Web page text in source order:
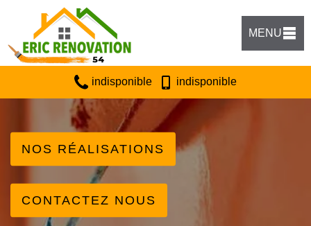
MENU
indisponible indisponible
NOS RÉALISATIONS
CONTACTEZ NOUS